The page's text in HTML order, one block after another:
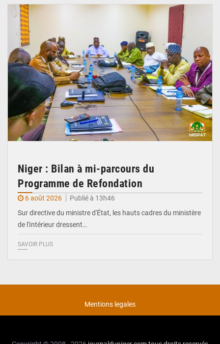
Niger : Bilan à mi-parcours du
Programme de Refondation
6 août 2026
Publié à 13h46
Sur directive du ministre d'État, les hauts cadres du ministère
de l'Intérieur dressent…
SAVOIR PLUS
Mentions legales